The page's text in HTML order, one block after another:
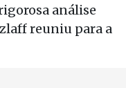
análise
reuniu para a